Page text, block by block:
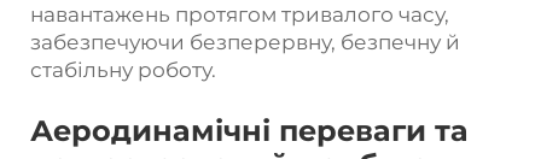
навантажень протягом тривалого часу,
забезпечуючи безперервну, безпечну й
стабільну роботу.
Аеродинамічні переваги та